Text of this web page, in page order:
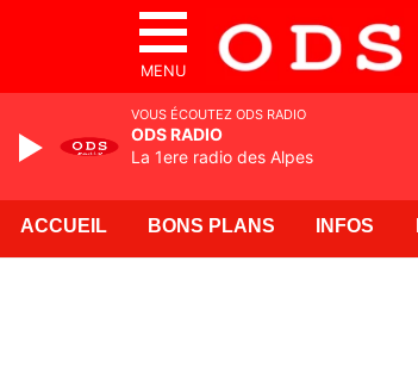
MENU
ACCUEIL BONS PLANS INFOS
VOUS ÉCOUTEZ ODS RADIO
ODS RADIO
La 1ere radio des Alpes